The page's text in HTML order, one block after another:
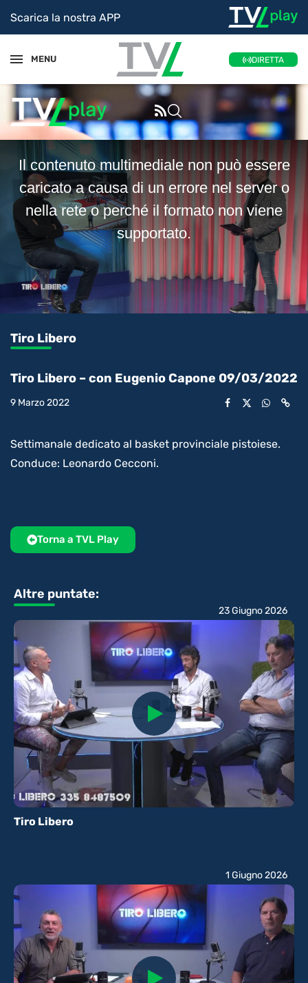
Scarica la nostra APP
MENU DIRETTA
modal
window.
Il contenuto multimediale non può essere
caricato a causa di un errore nel server o
nella rete o perché il formato non viene
supportato.
Tiro Libero
Tiro Libero – con Eugenio Capone 09/03/2022
9 Marzo 2022
Settimanale dedicato al basket provinciale pistoiese.
Conduce: Leonardo Cecconi.
Torna a TVL Play
Altre puntate:
Tiro Libero
23 Giugno 2026
1 Giugno 2026